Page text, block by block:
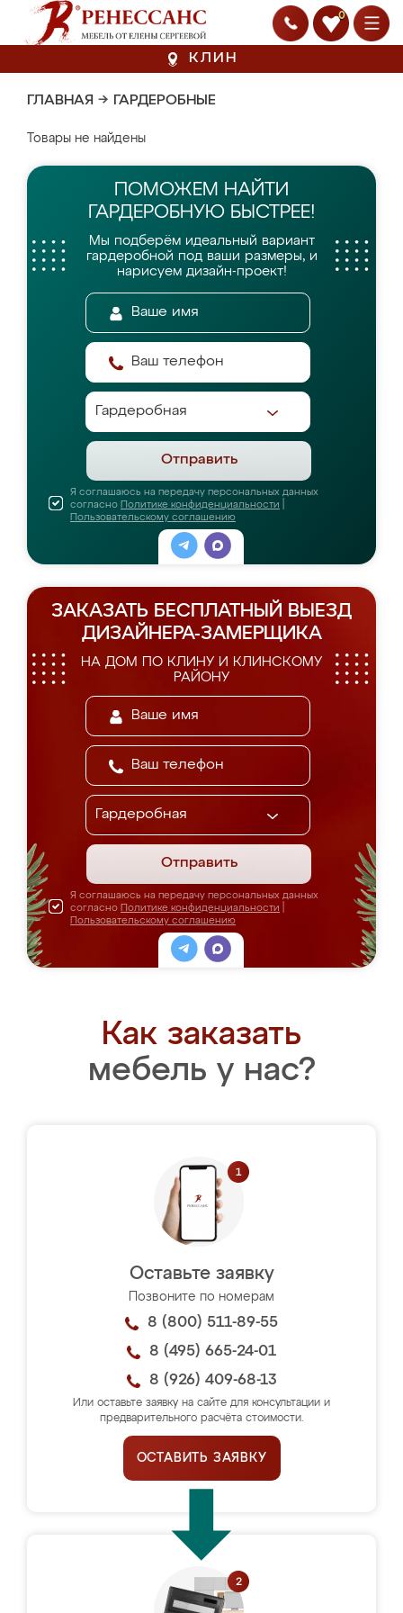
0
КЛИН
ГЛАВНАЯ → ГАРДЕРОБНЫЕ
Товары не найдены
ПОМОЖЕМ НАЙТИ
ГАРДЕРОБНУЮ БЫСТРЕЕ!
Мы подберём идеальный вариант
гардеробной под ваши размеры, и
нарисуем дизайн-проект!
Отправить
Я соглашаюсь на передачу персональных данных
согласно Политике конфиденциальности
Пользовательскому соглашению
ЗАКАЗАТЬ БЕСПЛАТНЫЙ ВЫЕЗД
ДИЗАЙНЕРА-ЗАМЕРЩИКА
НА ДОМ ПО КЛИНУ И КЛИНСКОМУ
РАЙОНУ
Отправить
Я соглашаюсь на передачу персональных данных
согласно Политике конфиденциальности
Пользовательскому соглашению
Как заказать
мебель у нас?
Оставьте заявку
Позвоните по номерам
8 (800) 511-89-55
8 (495) 665-24-01
8 (926) 409-68-13
Или оставьте заявку на сайте для консультации и
предварительного расчёта стоимости.
ОСТАВИТЬ ЗАЯВКУ